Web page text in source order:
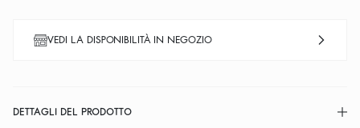
VEDI LA DISPONIBILITÀ IN NEGOZIO
DETTAGLI DEL PRODOTTO